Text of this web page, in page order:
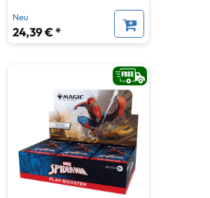
Gathering Aetherdrift Sab-
Sunen, Luxa Embodied
Neu
24,39 € *